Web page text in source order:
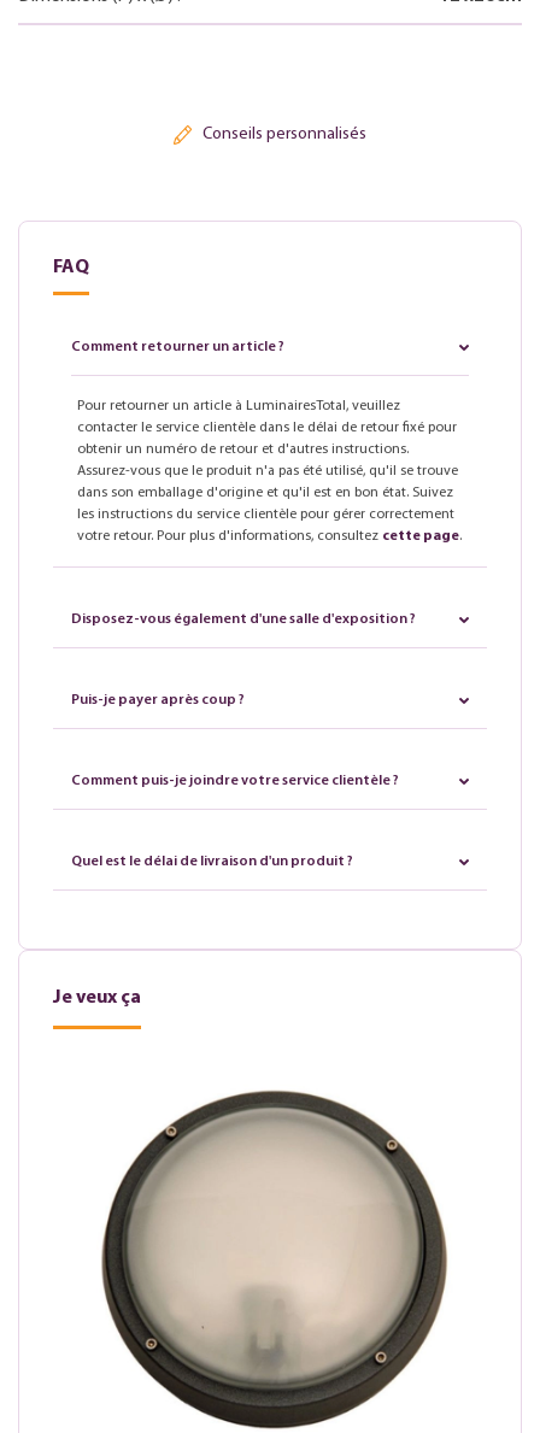
Conseils personnalisés
FAQ
Comment retourner un article ?
Pour retourner un article à LuminairesTotal, veuillez
contacter le service clientèle dans le délai de retour fixé pour
obtenir un numéro de retour et d'autres instructions.
Assurez-vous que le produit n'a pas été utilisé, qu'il se trouve
dans son emballage d'origine et qu'il est en bon état. Suivez
les instructions du service clientèle pour gérer correctement
votre retour. Pour plus d'informations, consultez cette page.
Disposez-vous également d'une salle d'exposition ?
Puis-je payer après coup ?
Comment puis-je joindre votre service clientèle ?
Quel est le délai de livraison d'un produit ?
Je veux ça